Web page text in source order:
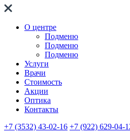
О центре
Подменю
Подменю
Подменю
Услуги
Врачи
Стоимость
Акции
Оптика
Контакты
+7 (3532) 43-02-16 +7 (922) 629-04-